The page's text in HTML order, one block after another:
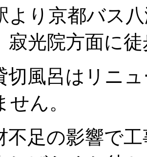
より京都バス
寂光院方面に
切風呂はリニ
ん。
不足の影響で